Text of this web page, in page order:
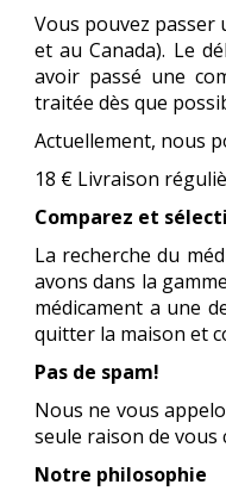
Vous pouvez passer
et au Canada). Le
avoir passé une
traitée dès que
Actuellement, nous
18 € Livraison
Comparez et
La recherche du
avons dans la
médicament a une
quitter la maison et
Pas de spam!
Nous ne vous
seule raison de
Notre philosophie